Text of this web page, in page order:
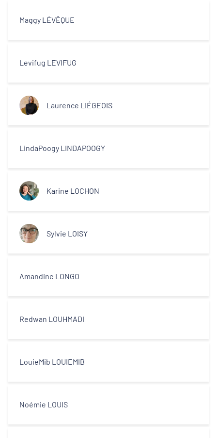
Maggy LÉVÊQUE
Levifug LEVIFUG
Laurence LIÉGEOIS
LindaPoogy LINDAPOOGY
Karine LOCHON
Sylvie LOISY
Amandine LONGO
Redwan LOUHMADI
LouieMib LOUIEMIB
Noémie LOUIS